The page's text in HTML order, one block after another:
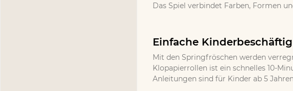
Das Spiel verbindet Farben, Formen
Einfache
Mit den Springfröschen werden
Klopapierrollen ist ein schnelles 10-
Anleitungen sind für Kinder ab 5